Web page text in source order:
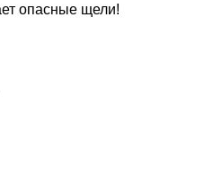
опасные щели!